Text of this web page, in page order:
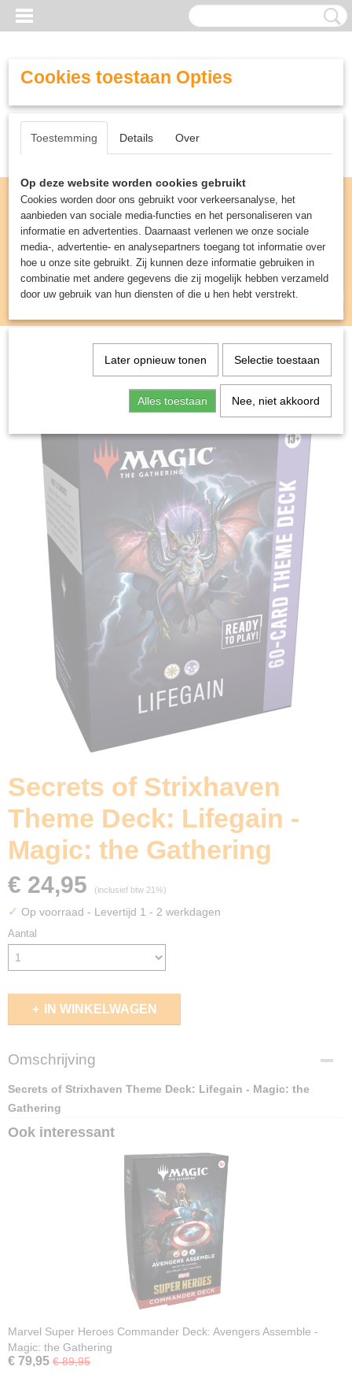
Inloggen Registreren
UW WINKELWAGEN
(0)
Ruilkaarten>Magic: the Gathering> Secrets of
Strixhaven Theme Deck: Lifegain - Magic: the Gathering
Secrets of Strixhaven
Theme Deck: Lifegain -
Magic: the Gathering
€ 24,95 (inclusief btw 21%)
✓ Op voorraad - Levertijd 1 - 2 werkdagen
Aantal
IN WINKELWAGEN
Omschrijving
Secrets of Strixhaven Theme Deck: Lifegain - Magic: the
Gathering
Ook interessant
Marvel Super Heroes Commander Deck: Avengers Assemble -
Magic: the Gathering
€ 79,95 € 89,95
Cookies toestaan Opties
Toestemming Details Over
Op deze website worden cookies gebruikt
Cookies worden door ons gebruikt voor verkeersanalyse, het
aanbieden van sociale media-functies en het personaliseren van
informatie en advertenties. Daarnaast verlenen we onze sociale
media-, advertentie- en analysepartners toegang tot informatie over
hoe u onze site gebruikt. Zij kunnen deze informatie gebruiken in
combinatie met andere gegevens die zij mogelijk hebben verzameld
door uw gebruik van hun diensten of die u hen hebt verstrekt.
Later opnieuw tonen Selectie toestaan
Alles toestaan Nee, niet akkoord